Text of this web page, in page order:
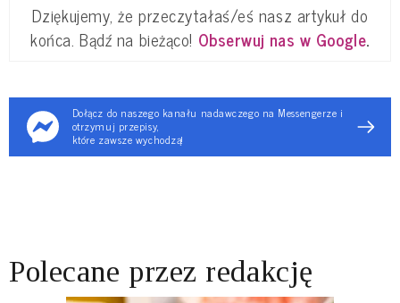
Dziękujemy, że przeczytałaś/eś nasz artykuł do
końca. Bądź na bieżąco! Obserwuj nas w Google.
Dołącz do naszego kanału nadawczego na Messengerze i
otrzymuj przepisy,
które zawsze wychodzą!
Polecane przez redakcję